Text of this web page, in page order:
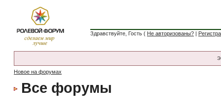
Здравствуйте, Гость ( Не авторизованы? |
Новое на форумах
Все форумы